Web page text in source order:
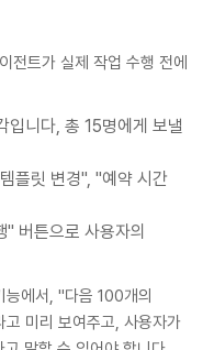
트가 실제 작업 수행 전에
입니다, 총 15명에게 보낼
플릿 변경", "예약 시간
버튼으로 사용자의
에서, "다음 100개의
미리 보여주고, 사용자가